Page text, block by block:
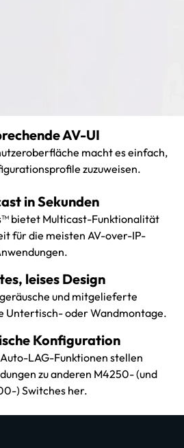
AV-UI
macht es einfach,
zuzuweisen.
in Sekunden
bietet Multicast-Funktionalität
für die meisten AV-over-IP-
leises Design
und mitgelieferte
Untertisch- oder Wandmontage.
Konfiguration
LAG-Funktionen stellen
zu anderen M4250- (und
) Switches her.